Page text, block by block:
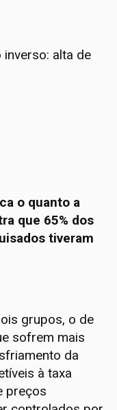
alta de
o quanto a
que 65% dos
tiveram
grupos, o de
sofrem mais
da
à taxa
preços